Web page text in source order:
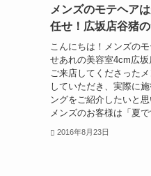
メンズのモテヘア
任せ！広坂店谷猪
こんにちは！メンズの
せあれの美容室4cm広
ご来店してくださった
していただき、実際に
ングをご紹介したいと
メンズのお客様は「夏で
2016年8月23日